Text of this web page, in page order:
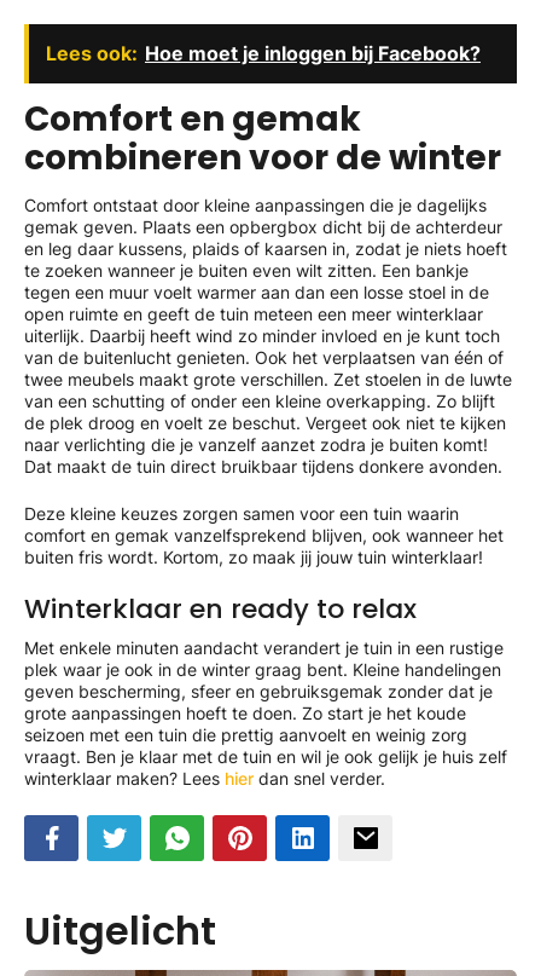
Lees ook: Hoe moet je inloggen bij Facebook?
Comfort en gemak
combineren voor de winter
Comfort ontstaat door kleine aanpassingen die je dagelijks
gemak geven. Plaats een opbergbox dicht bij de achterdeur
en leg daar kussens, plaids of kaarsen in, zodat je niets hoeft
te zoeken wanneer je buiten even wilt zitten. Een bankje
tegen een muur voelt warmer aan dan een losse stoel in de
open ruimte en geeft de tuin meteen een meer winterklaar
uiterlijk. Daarbij heeft wind zo minder invloed en je kunt toch
van de buitenlucht genieten. Ook het verplaatsen van één of
twee meubels maakt grote verschillen. Zet stoelen in de luwte
van een schutting of onder een kleine overkapping. Zo blijft
de plek droog en voelt ze beschut. Vergeet ook niet te kijken
naar verlichting die je vanzelf aanzet zodra je buiten komt!
Dat maakt de tuin direct bruikbaar tijdens donkere avonden.
Deze kleine keuzes zorgen samen voor een tuin waarin
comfort en gemak vanzelfsprekend blijven, ook wanneer het
buiten fris wordt. Kortom, zo maak jij jouw tuin winterklaar!
Winterklaar en ready to relax
Met enkele minuten aandacht verandert je tuin in een rustige
plek waar je ook in de winter graag bent. Kleine handelingen
geven bescherming, sfeer en gebruiksgemak zonder dat je
grote aanpassingen hoeft te doen. Zo start je het koude
seizoen met een tuin die prettig aanvoelt en weinig zorg
vraagt. Ben je klaar met de tuin en wil je ook gelijk je huis zelf
winterklaar maken? Lees hier dan snel verder.
Uitgelicht